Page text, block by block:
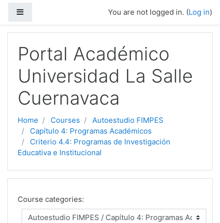
You are not logged in. (Log in)
Portal Académico
Universidad La Salle
Cuernavaca
Home Courses
Autoestudio FIMPES
Capítulo 4: Programas Académicos
Criterio 4.4: Programas de Investigación
Educativa e Institucional
Course categories: